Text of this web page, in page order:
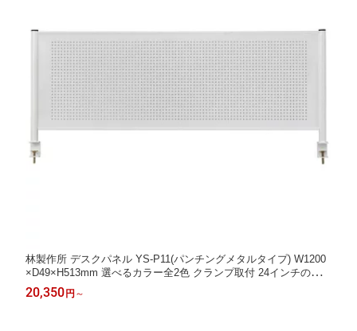
林製作所 デスクパネル YS-P11(パンチングメタルタイプ) W1200
×D49×H513mm 選べるカラー全2色 クランプ取付 24インチのモニ
ター2台取付可能 マグネット使用可能 最大27インチのモニター(重
量：6kg)まで取付可能 VESA規格対応 ジョインテックス
20,350 円 ～